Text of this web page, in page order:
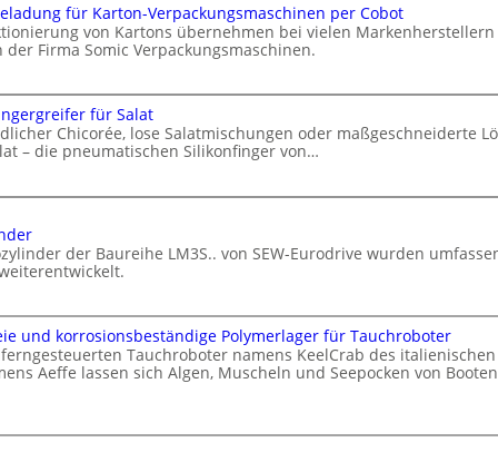
h
y
s
c
a
l
I
f
i
e
F
e
t
n
s
l
i
c
h
t
e
l
i
g
für Karton-Verpackungsmaschinen per Cobot
von Kartons übernehmen bei vielen Markenherstellern
der Firma Somic Verpackungsmaschinen.
für Salat
Chicorée, lose Salatmischungen oder maßgeschneiderte
– die pneumatischen Silikonfinger von…
der Baureihe LM3S.. von SEW-Eurodrive wurden
und korrosionsbeständige Polymerlager für Tauchroboter
Tauchroboter namens KeelCrab des italienischen
Aeffe lassen sich Algen, Muscheln und Seepocken von Booten